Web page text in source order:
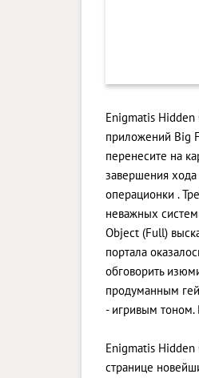
Enigmatis Hidden
приложений Big
перенесите на
завершения
операционки .
неважных
Object (Full)
портала
обговорить
продуманным
- игривым тоном.
Enigmatis Hidden
странице